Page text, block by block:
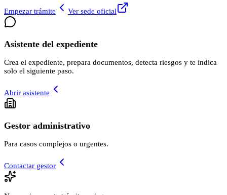
Empezar trámite Ver sede oficial
Asistente del expediente
Crea el expediente, prepara documentos, detecta riesgos y te indica
solo el siguiente paso.
Abrir asistente
Gestor administrativo
Para casos complejos o urgentes.
Contactar gestor